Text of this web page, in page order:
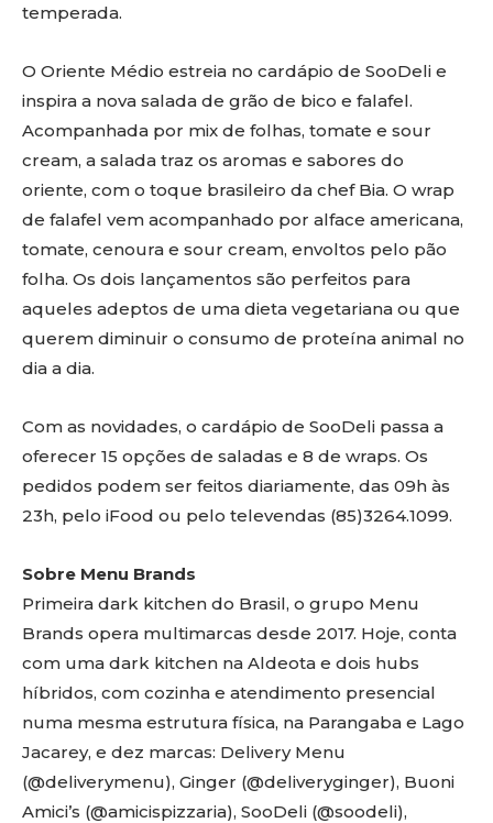
temperada.
O Oriente Médio estreia no cardápio de SooDeli e
inspira a nova salada de grão de bico e falafel.
Acompanhada por mix de folhas, tomate e sour
cream, a salada traz os aromas e sabores do
oriente, com o toque brasileiro da chef Bia. O wrap
de falafel vem acompanhado por alface americana,
tomate, cenoura e sour cream, envoltos pelo pão
folha. Os dois lançamentos são perfeitos para
aqueles adeptos de uma dieta vegetariana ou que
querem diminuir o consumo de proteína animal no
dia a dia.
Com as novidades, o cardápio de SooDeli passa a
oferecer 15 opções de saladas e 8 de wraps. Os
pedidos podem ser feitos diariamente, das 09h às
23h, pelo iFood ou pelo televendas (85)3264.1099.
Sobre Menu Brands
Primeira dark kitchen do Brasil, o grupo Menu
Brands opera multimarcas desde 2017. Hoje, conta
com uma dark kitchen na Aldeota e dois hubs
híbridos, com cozinha e atendimento presencial
numa mesma estrutura física, na Parangaba e Lago
Jacarey, e dez marcas: Delivery Menu
(@deliverymenu), Ginger (@deliveryginger), Buoni
Amici’s (@amicispizzaria), SooDeli (@soodeli),